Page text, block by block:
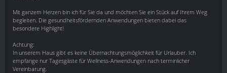
Mit ganzem Herzen bin ich für Sie da und möchten Sie ein Stück auf Ihrem Weg
begleiten. Die gesundheitsfördernden Anwendungen bieten dabei das
besondere Highlight!
Achtung:
In unserem Haus gibt es keine Übernachtungsmöglichkeit für Urlauber. Ich
empfange nur Tagesgäste für Wellness-Anwendungen nach terminlicher
Vereinbarung.